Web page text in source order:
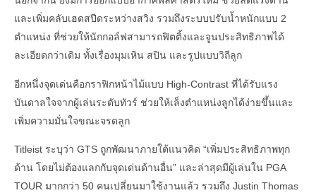
และเพิ่มคลับเฮดสปีดระหว่างสวิง รวมถึงระบบปรับน้ำหนักแบบ 2
ตำแหน่ง ที่ช่วยให้นักกอล์ฟสามารถฟิตติ้งและจูนประสิทธิภาพได้
ละเอียดกว่าเดิม ทั้งเรื่องมุมเหิน สปิน และรูปแบบวิถีลูก
อีกหนึ่งจุดเด่นคือกราฟิกหน้าไม้แบบ High-Contrast ที่ได้รับแรง
บันดาลใจจากผู้เล่นระดับทัวร์ ช่วยให้เล็งตำแหน่งลูกได้ง่ายขึ้นและ
เพิ่มความมั่นใจขณะจรดลูก
Titleist ระบุว่า GTS ถูกพัฒนาภายใต้แนวคิด “เพิ่มประสิทธิภาพทุก
ด้าน โดยไม่ต้องแลกกับจุดเด่นด้านอื่น” และล่าสุดมีผู้เล่นใน PGA
TOUR มากกว่า 50 คนเปลี่ยนมาใช้งานแล้ว รวมถึง Justin Thomas